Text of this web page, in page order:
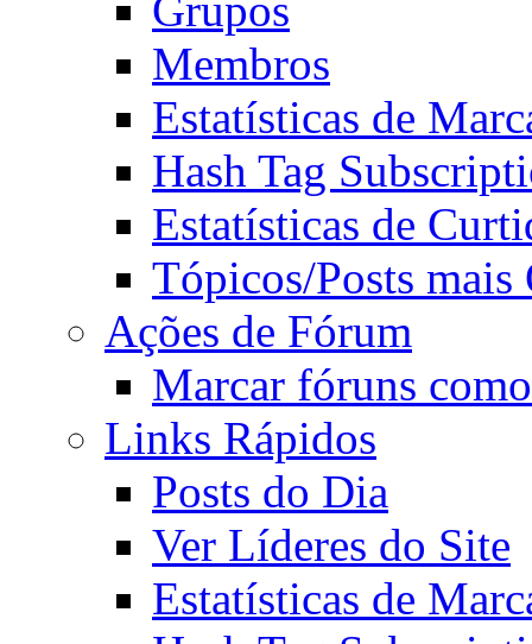
Membros
Estatísticas de
Hash Tag
Estatísticas de
Tópicos/Posts mais
Ações de Fórum
Marcar fóruns
Links Rápidos
Posts do Dia
Ver Líderes do Site
Estatísticas de